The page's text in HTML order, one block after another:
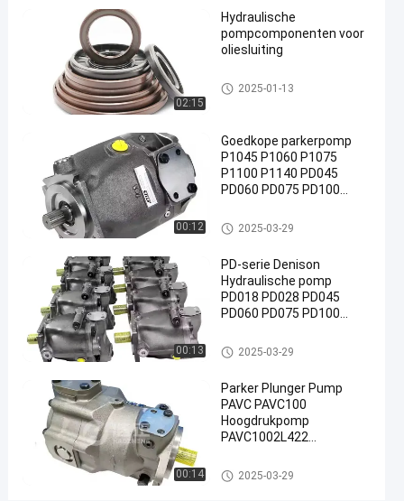
Hydraulische
pomp
onderdelen
2024-
01-09
90
Hydraulische
pomptoebehoren
#
Fittings voor
pompen
#
onderdelen
voor
hydraulische
02:15
Hydraulische
pompcomponenten voor
oliesluiting
Hydraulische pomp onderdele
n
2025-01-13
00:12
Goedkope parkerpomp
P1045 P1060 P1075
P1100 P1140 PD045
PD060 PD075 PD100
Parker Hydraulic pinston
Pump China fabriek
Hydraulische pomp onderdele
n
2025-03-29
00:13
PD-serie Denison
Hydraulische pomp
PD018 PD028 PD045
PD060 PD075 PD100
Hydraulische zuigerpomp
fabrikant
Hydraulische pomp onderdele
n
2025-03-29
00:14
Parker Plunger Pump
PAVC PAVC100
Hoogdrukpomp
PAVC1002L422
Pavc1002r422
Oorspronkelijke
Hydraulische pomp onderdele
n
2025-03-29